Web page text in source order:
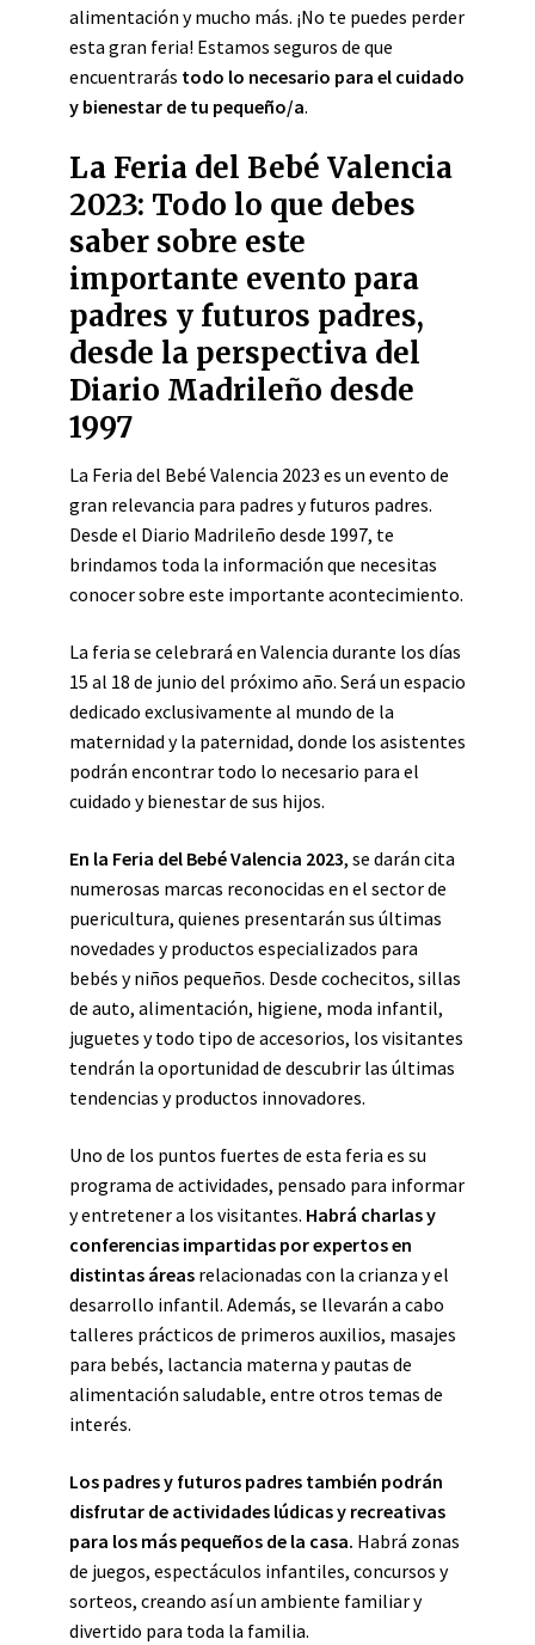
alimentación y mucho más. ¡No te puedes perder
esta gran feria! Estamos seguros de que
encuentrarás todo lo necesario para el cuidado
y bienestar de tu pequeño/a.
La Feria del Bebé Valencia
2023: Todo lo que debes
saber sobre este
importante evento para
padres y futuros padres,
desde la perspectiva del
Diario Madrileño desde
1997
La Feria del Bebé Valencia 2023 es un evento de
gran relevancia para padres y futuros padres.
Desde el Diario Madrileño desde 1997, te
brindamos toda la información que necesitas
conocer sobre este importante acontecimiento.
La feria se celebrará en Valencia durante los días
15 al 18 de junio del próximo año. Será un espacio
dedicado exclusivamente al mundo de la
maternidad y la paternidad, donde los asistentes
podrán encontrar todo lo necesario para el
cuidado y bienestar de sus hijos.
En la Feria del Bebé Valencia 2023, se darán cita
numerosas marcas reconocidas en el sector de
puericultura, quienes presentarán sus últimas
novedades y productos especializados para
bebés y niños pequeños. Desde cochecitos, sillas
de auto, alimentación, higiene, moda infantil,
juguetes y todo tipo de accesorios, los visitantes
tendrán la oportunidad de descubrir las últimas
tendencias y productos innovadores.
Uno de los puntos fuertes de esta feria es su
programa de actividades, pensado para informar
y entretener a los visitantes. Habrá charlas y
conferencias impartidas por expertos en
distintas áreas relacionadas con la crianza y el
desarrollo infantil. Además, se llevarán a cabo
talleres prácticos de primeros auxilios, masajes
para bebés, lactancia materna y pautas de
alimentación saludable, entre otros temas de
interés.
Los padres y futuros padres también podrán
disfrutar de actividades lúdicas y recreativas
para los más pequeños de la casa. Habrá zonas
de juegos, espectáculos infantiles, concursos y
sorteos, creando así un ambiente familiar y
divertido para toda la familia.